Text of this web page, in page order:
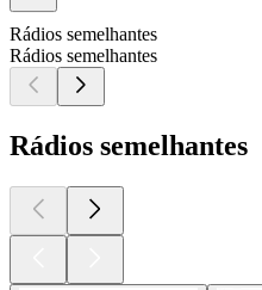
Rádios semelhantes
Rádios semelhantes
Rádios semelhantes